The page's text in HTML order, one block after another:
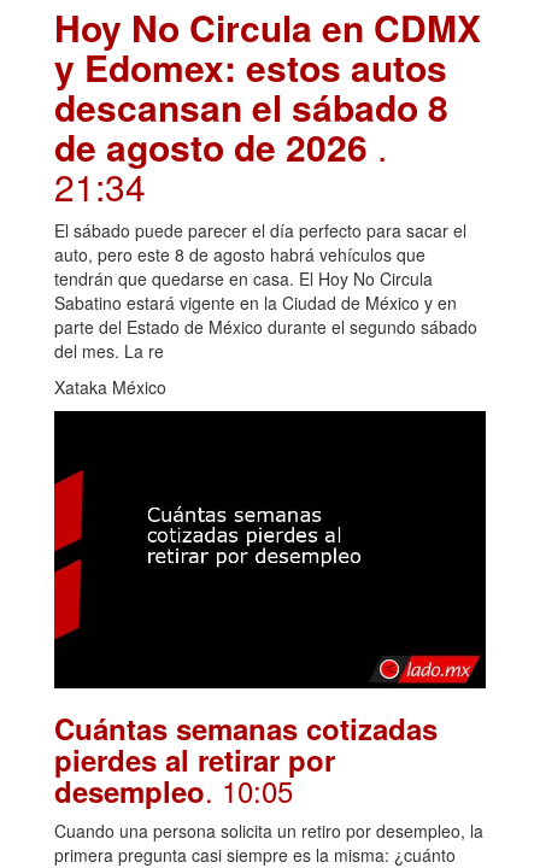
Hoy No Circula en CDMX
y Edomex: estos autos
descansan el sábado 8
de agosto de 2026 .
21:34
El sábado puede parecer el día perfecto para sacar el
auto, pero este 8 de agosto habrá vehículos que
tendrán que quedarse en casa. El Hoy No Circula
Sabatino estará vigente en la Ciudad de México y en
parte del Estado de México durante el segundo sábado
del mes. La re
Xataka México
Cuántas semanas cotizadas
pierdes al retirar por
desempleo. 10:05
Cuando una persona solicita un retiro por desempleo, la
primera pregunta casi siempre es la misma: ¿cuánto